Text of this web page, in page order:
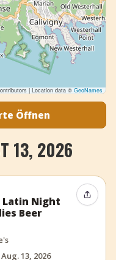
| Location data ©GeoNames
Öffnen
13, 2026
Night
Beer
13, 2026
Event